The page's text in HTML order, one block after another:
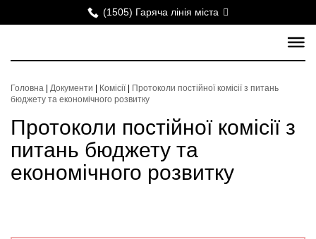
(1505) Гаряча лінія міста
Головна Документи Комісії|
Протоколи постійної комісії з питань
бюджету та економічного розвитку
Протоколи постійної комісії з
питань бюджету та
економічного розвитку